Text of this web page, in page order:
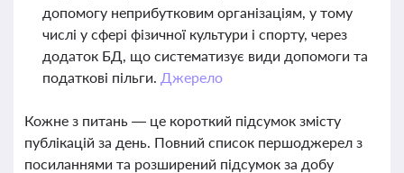
допомогу неприбутковим організаціям, у тому
числі у сфері фізичної культури і спорту, через
додаток БД, що систематизує види допомоги та
податкові пільги. Джерело
Кожне з питань — це короткий підсумок змісту
публікацій за день. Повний список першоджерел з
посиланнями та розширений підсумок за добу